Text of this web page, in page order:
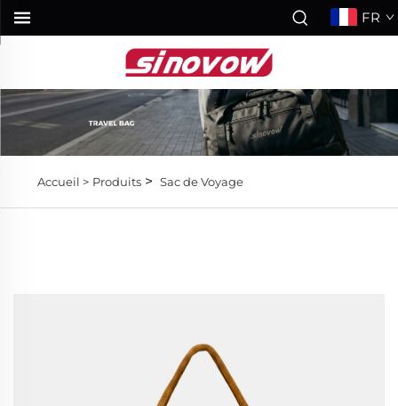
FR
Accueil > Produits> Sac de Voyage